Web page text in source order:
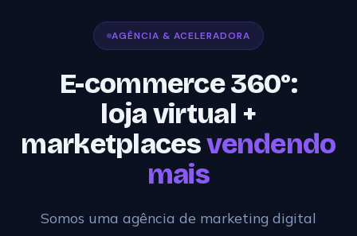
AGÊNCIA & ACELERADORA
E-commerce 360°:
loja virtual +
marketplacesvendendo
mais
Somos uma agência de marketing digital